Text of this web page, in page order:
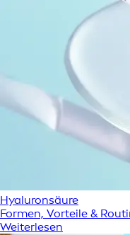
Hyaluronsäure
Formen, Vorteile &
Weiterlesen